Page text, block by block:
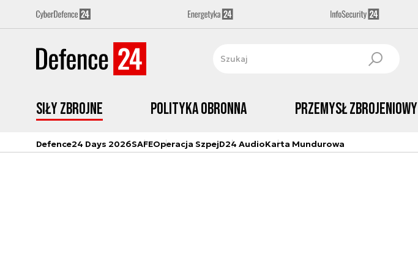
Siły zbrojne Polityka obronna Przemysł Zbrojeniowy
Defence24 Days 2026SAFEOperacja SzpejD24 AudioKarta Mundurowa